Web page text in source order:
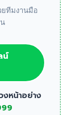
ยทีมงานมือ
น์
หน้าอย่าง